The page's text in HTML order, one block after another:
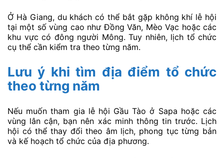
Ở Hà Giang, du khách có thể bắt gặp không khí lễ hội
tại một số vùng cao như Đồng Văn, Mèo Vạc hoặc các
khu vực có đông người Mông. Tuy nhiên, lịch tổ chức
cụ thể cần kiểm tra theo từng năm.
Lưu ý khi tìm địa điểm tổ chức
theo từng năm
Nếu muốn tham gia lễ hội Gầu Tào ở Sapa hoặc các
vùng lân cận, bạn nên xác minh thông tin trước. Lịch
hội có thể thay đổi theo âm lịch, phong tục từng bản
và kế hoạch tổ chức của địa phương.